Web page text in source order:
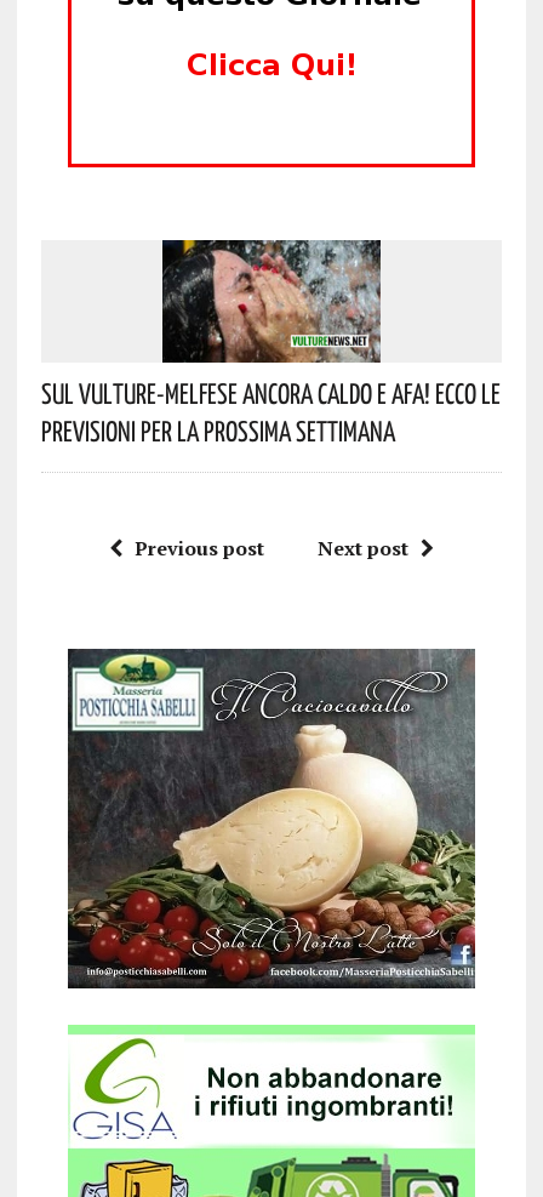
Sul Vulture-Melfese Ancora Caldo E Afa! Ecco Le
Previsioni Per La Prossima Settimana
Previous post Next post